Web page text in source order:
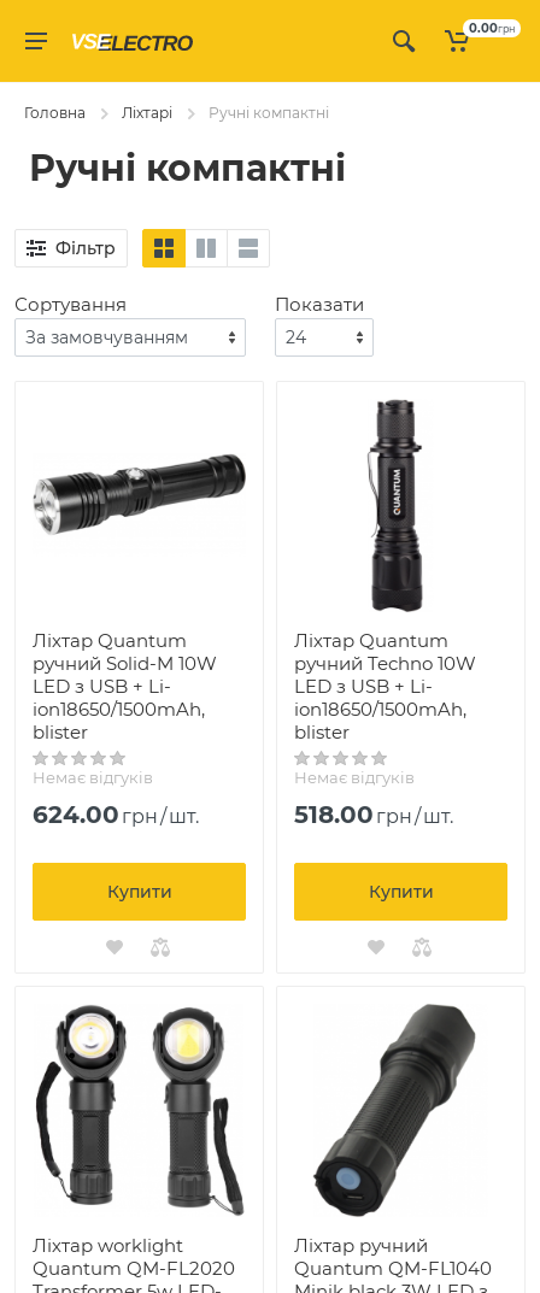
0.00грн
Головна Ліхтарі Ручні компактні
Ручні компактні
Фільтр
Сортування Показати
Ліхтар Quantum
ручний Solid-M 10W
LED з USB + Li-
ion18650/1500mAh,
blister
Немає відгуків
624.00 грн/шт.
Купити
Ліхтар Quantum
ручний Techno 10W
LED з USB + Li-
ion18650/1500mAh,
blister
Немає відгуків
518.00 грн/шт.
Купити
Ліхтар worklight
Quantum QM-FL2020
Ліхтар ручний
Quantum QM-FL1040